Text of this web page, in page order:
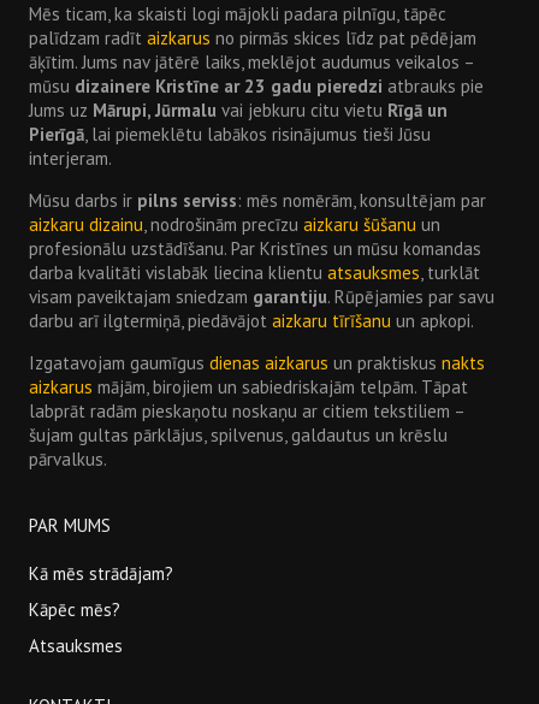
Mēs ticam, ka skaisti logi mājokli padara pilnīgu, tāpēc
palīdzam radītaizkarus no pirmās skices līdz pat pēdējam
āķītim. Jums nav jātērē laiks, meklējot audumus veikalos –
mūsu dizainere Kristīne ar 23 gadu pieredzi atbrauks pie
Jums uz Mārupi, Jūrmalu vai jebkuru citu vietu Rīgā un
Pierīgā , lai piemeklētu labākos risinājumus tieši Jūsu
interjeram.
Mūsu darbs ir pilns serviss: mēs nomērām, konsultējam par
aizkaru dizainu , nodrošinām precīzuaizkaru šūšanu un
profesionālu uzstādīšanu. Par Kristīnes un mūsu komandas
darba kvalitāti vislabāk liecina klientuatsauksmes , turklāt
visam paveiktajam sniedzam garantiju. Rūpējamies par savu
darbu arī ilgtermiņā, piedāvājotaizkaru tīrīšanu un apkopi.
Izgatavojam gaumīgusdienas aizkarus un praktiskusnakts
aizkarus mājām, birojiem un sabiedriskajām telpām. Tāpat
labprāt radām pieskaņotu noskaņu ar citiem tekstiliem –
šujam gultas pārklājus, spilvenus, galdautus un krēslu
pārvalkus.
PAR MUMS
Kā mēs strādājam?
Kāpēc mēs?
Atsauksmes